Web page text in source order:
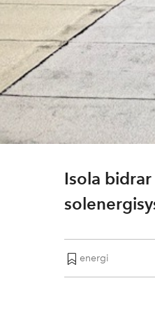
Isola
energi